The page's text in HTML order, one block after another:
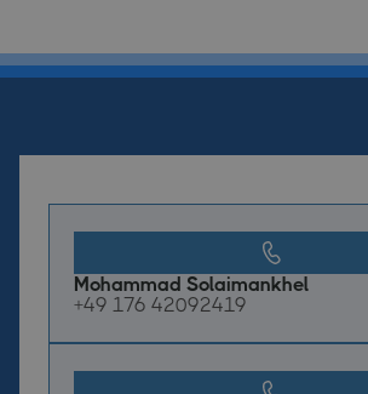
Mohammad Solaimankhel
+49 176 42092419